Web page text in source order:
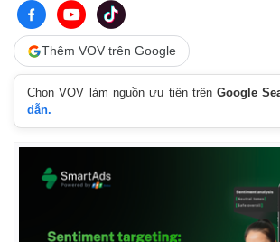
Thế giới
Thêm VOV trên Google
Chọn VOV làm nguồn ưu tiên trênGoogle
dẫn.